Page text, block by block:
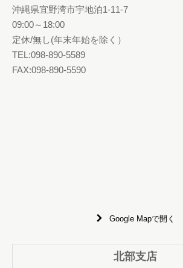
沖縄県宜野湾市宇地泊1-11-7
09:00～18:00
定休/無し(年末年始を除く）
TEL:098-890-5589
FAX:098-890-5590
Google Mapで開く
北部支店